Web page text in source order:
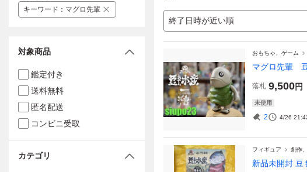
終了日時が近い順
おもちゃ、ゲーム
マグロ先輩
落札 9,500円
未使用
2 4/26
フィギュア 創作
新品未開封 豆
キーワード ： マグロ先輩
対象商品
鑑定付き
送料無料
匿名配送
コンビニ受取
カテゴリ